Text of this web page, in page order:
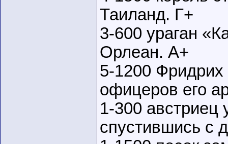
Таиланд. Г+
3-600 ураган
Орлеан. А+
5-1200 Фридрих
офицеров его
1-300 австриец
спустившись с